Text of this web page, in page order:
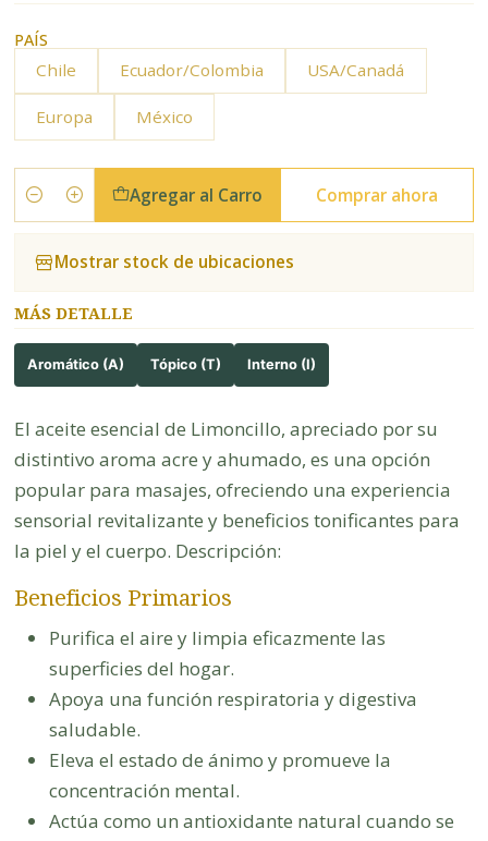
PAÍS
Chile Ecuador/Colombia USA/Canadá
Europa México
Cantidad
Agregar al Carro Comprar ahora
Mostrar stock de ubicaciones
MÁS DETALLE
Aromático (A) Tópico (T) Interno (I)
El aceite esencial de Limoncillo, apreciado por su
distintivo aroma acre y ahumado, es una opción
popular para masajes, ofreciendo una experiencia
sensorial revitalizante y beneficios tonificantes para
la piel y el cuerpo. Descripción:
Beneficios Primarios
Purifica el aire y limpia eficazmente las
superficies del hogar.
Apoya una función respiratoria y digestiva
saludable.
Eleva el estado de ánimo y promueve la
concentración mental.
Actúa como un antioxidante natural cuando se